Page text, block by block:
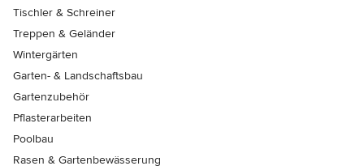
Tischler & Schreiner
Treppen & Geländer
Wintergärten
Garten- & Landschaftsbau
Gartenzubehör
Pflasterarbeiten
Poolbau
Rasen & Gartenbewässerung